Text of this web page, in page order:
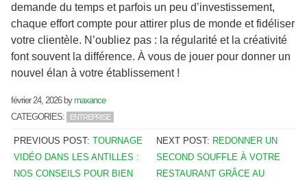
demande du temps et parfois un peu d’investissement,
chaque effort compte pour attirer plus de monde et fidéliser
votre clientèle. N’oubliez pas : la régularité et la créativité
font souvent la différence. À vous de jouer pour donner un
nouvel élan à votre établissement !
février 24, 2026bymaxance
CATEGORIES:
ENTREPRISE
PREVIOUS POST:TOURNAGE
VIDÉO DANS LES ANTILLES :
NOS CONSEILS POUR BIEN
NEXT POST: REDONNER UN
SECOND SOUFFLE À VOTRE
RESTAURANT GRÂCE AU